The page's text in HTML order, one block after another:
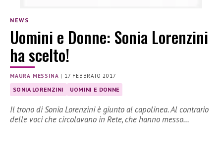
NEWS
Uomini e Donne: Sonia Lorenzini
ha scelto!
MAURA MESSINA | 17 FEBBRAIO 2017
SONIA LORENZINI UOMINI E DONNE
Il trono di Sonia Lorenzini è giunto al capolinea. Al contrario
delle voci che circolavano in Rete, che hanno messo…